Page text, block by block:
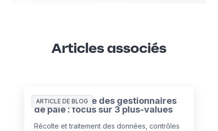
Articles associés
ARTICLE DE BLOG
L’IA au service des gestionnaires
de paie : focus sur 3 plus-values
Récolte et traitement des données, contrôles